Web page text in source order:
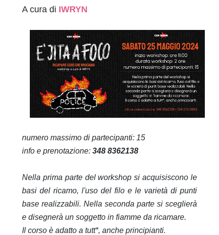
A cura di IWRYN
numero massimo di partecipanti: 15
info e prenotazione: 348 8362138
Nella prima parte del workshop si acquisiscono le
basi del ricamo, l'uso del filo e le varietà di punti
base realizzabili. Nella seconda parte si sceglierà
e disegnerà un soggetto in fiamme da ricamare.
Il corso è adatto a tutt*, anche principianti.